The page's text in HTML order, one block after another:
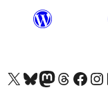
Unser X-Konto (früher Twitter) besuchen
Unser Bluesky-Konto besuchen
Unser Mastodon-Konto
Unser Threads-
UnsereUnser